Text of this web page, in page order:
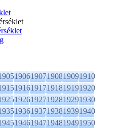
19061907190819091910
19161917191819191920
19261927192819291930
19361937193819391940
19461947194819491950